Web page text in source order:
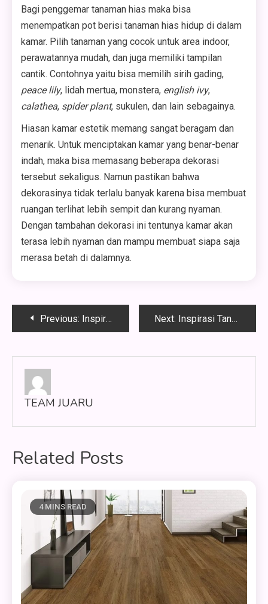
Bagi penggemar tanaman hias maka bisa
menempatkan pot berisi tanaman hias hidup di dalam
kamar. Pilih tanaman yang cocok untuk area indoor,
perawatannya mudah, dan juga memiliki tampilan
cantik. Contohnya yaitu bisa memilih sirih gading,
peace lily, lidah mertua, monstera, english ivy,
calathea, spider plant, sukulen, dan lain sebagainya.
Hiasan kamar estetik memang sangat beragam dan
menarik. Untuk menciptakan kamar yang benar-benar
indah, maka bisa memasang beberapa dekorasi
tersebut sekaligus. Namun pastikan bahwa
dekorasinya tidak terlalu banyak karena bisa membuat
ruangan terlihat lebih sempit dan kurang nyaman.
Dengan tambahan dekorasi ini tentunya kamar akan
terasa lebih nyaman dan mampu membuat siapa saja
merasa betah di dalamnya.
Navigasi
Previous: Inspirasi Desain Taman Pinggir Rumah Sempit, Namun Tetap Estetik Next: Inspirasi Tanaman untuk Taman Kering yang Indah di Rumah
TEAM JUARU
Related Posts
4 MINS READ